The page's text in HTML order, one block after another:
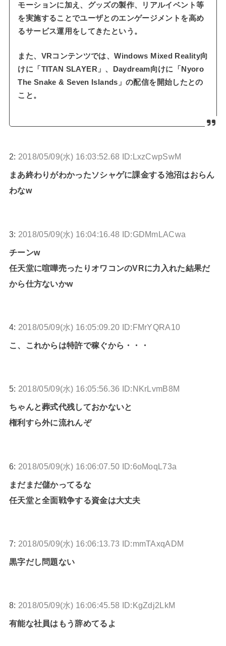
モーションに加え、グッズの製作、リアルイベント等
を実施することでユーザとのエンゲージメントを高め
るサービス運用をしてきたという。
また、VRコンテンツでは、Windows Mixed Reality向
けに「TITAN SLAYER」、Daydream向けに「Nyoro
The Snake & Seven Islands」の配信を開始したとの
こと。
2: 2018/05/09(水) 16:03:52.68 ID:LxzCwpSwM
まあ終わりがわかったソシャゲに課金する池沼はおらん
わなw
3: 2018/05/09(水) 16:04:16.48 ID:GDMmLACwa
チーンw
任天堂に喧嘩売ったりオワコンのVRに力入れた結果だ
から仕方ないかw
4: 2018/05/09(水) 16:05:09.20 ID:FMrYQRA10
こ、これからは特許で稼ぐから・・・
5: 2018/05/09(水) 16:05:56.36 ID:NKrLvmB8M
ちゃんと葬式代残しておかないと
権利すら外に流れんぞ
6: 2018/05/09(水) 16:06:07.50 ID:6oMoqL73a
まだまだ儲かってるな
任天堂と全面戦争する資金は大丈夫
7: 2018/05/09(水) 16:06:13.73 ID:mmTAxqADM
黒字だし問題ない
8: 2018/05/09(水) 16:06:45.58 ID:KgZdj2LkM
有能な社員はもう辞めてるよ